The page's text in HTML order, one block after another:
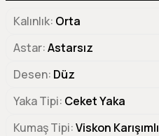
Kalınlık Orta
Astar Astarsız
Desen Düz
Yaka Tipi Ceket Yaka
Kumaş Tipi Viskon Karışımlı